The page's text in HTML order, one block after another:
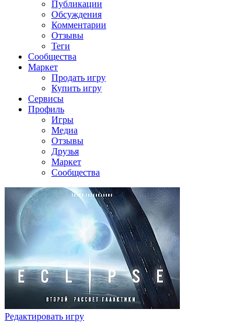
Публикации
Обсуждения
Комментарии
Отзывы
Теги
Сообщества
Маркет
Продать игру
Купить игру
Сервисы
Профиль
Игры
Медиа
Отзывы
Друзья
Маркет
Сообщества
Редактировать игру